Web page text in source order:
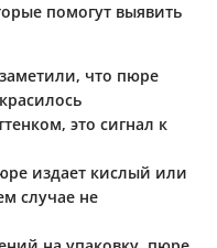
помогут выявить
что пюре
это сигнал к
издает кислый или
случае не